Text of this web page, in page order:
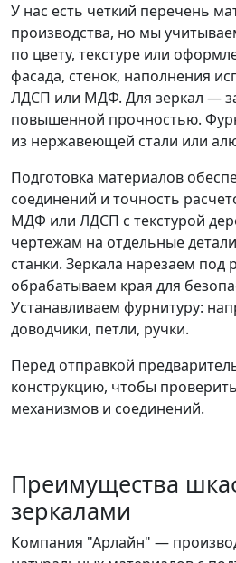
У нас есть четкий перечень
производства, но мы
по цвету, текстуре или
фасада, стенок, наполнения
ЛДСП или МДФ. Для зеркал —
повышенной прочностью.
из нержавеющей стали или
Подготовка материалов
соединений и точность
МДФ или ЛДСП с текстурой
чертежам на отдельные
станки. Зеркала нарезаем под
обрабатываем края для
Устанавливаем фурнитуру:
доводчики, петли, ручки.
Перед отправкой
конструкцию, чтобы
механизмов и соединений.
Преимущества
зеркалами
Компания "Арлайн" —